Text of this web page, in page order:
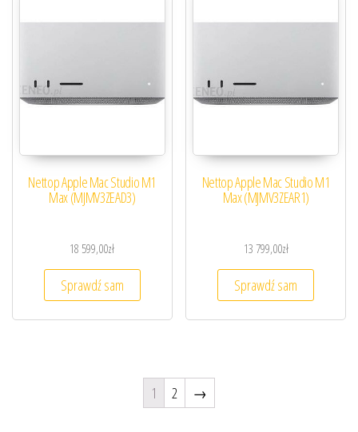
Nettop Apple Mac Studio M1
Max (MJMV3ZEAD3)
18 599,00zł
Sprawdź sam
Nettop Apple Mac Studio M1
Max (MJMV3ZEAR1)
13 799,00zł
Sprawdź sam
1 2 →